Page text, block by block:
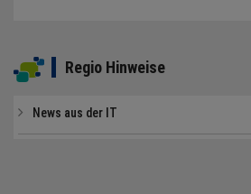
Regio Hinweise
News aus der IT